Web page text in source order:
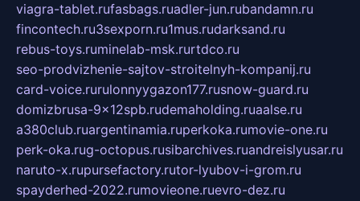
viagra-tablet.rufasbags.ruadler-jun.rubandamn.ru
fincontech.ru3sexporn.ru1mus.rudarksand.ru
rebus-toys.ruminelab-msk.rurtdco.ru
seo-prodvizhenie-sajtov-stroitelnyh-kompanij.ru
card-voice.rurulonnyygazon177.rusnow-guard.ru
domizbrusa-9x12spb.rudemaholding.ruaalse.ru
a380club.ruargentinamia.ruperkoka.rumovie-one.ru
perk-oka.rug-octopus.rusibarchives.ruandreislyusar.ru
naruto-x.rupursefactory.rutor-lyubov-i-grom.ru
spayderhed-2022.rumovieone.ruevro-dez.ru